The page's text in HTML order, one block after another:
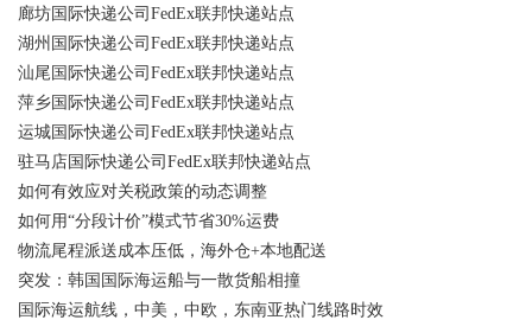
廊坊国际快递公司FedEx联邦快递站点
湖州国际快递公司FedEx联邦快递站点
汕尾国际快递公司FedEx联邦快递站点
萍乡国际快递公司FedEx联邦快递站点
运城国际快递公司FedEx联邦快递站点
驻马店国际快递公司FedEx联邦快递站点
如何有效应对关税政策的动态调整
如何用“分段计价”模式节省30%运费
物流尾程派送成本压低，海外仓+本地配送
突发：韩国国际海运船与一散货船相撞
国际海运航线，中美，中欧，东南亚热门线路时效